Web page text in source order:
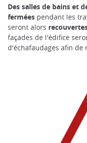
Des salles de bains et
fermées pendant les
seront alors
façades de l'édifice
d'échafaudages afin